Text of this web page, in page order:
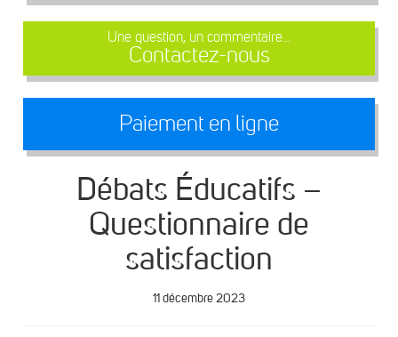
Une question, un commentaire...
Contactez-nous
Paiement en ligne
Débats Éducatifs –
Questionnaire de
satisfaction
11 décembre 2023